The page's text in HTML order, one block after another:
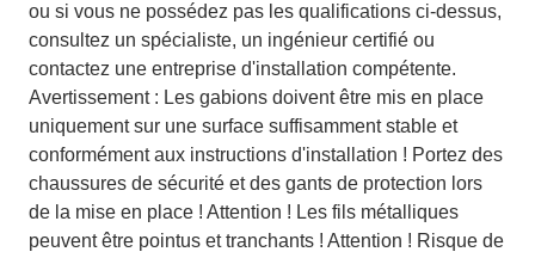
ou si vous ne possédez pas les qualifications ci-dessus,
consultez un spécialiste, un ingénieur certifié ou
contactez une entreprise d'installation compétente.
Avertissement : Les gabions doivent être mis en place
uniquement sur une surface suffisamment stable et
conformément aux instructions d'installation ! Portez des
chaussures de sécurité et des gants de protection lors
de la mise en place ! Attention ! Les fils métalliques
peuvent être pointus et tranchants ! Attention ! Risque de